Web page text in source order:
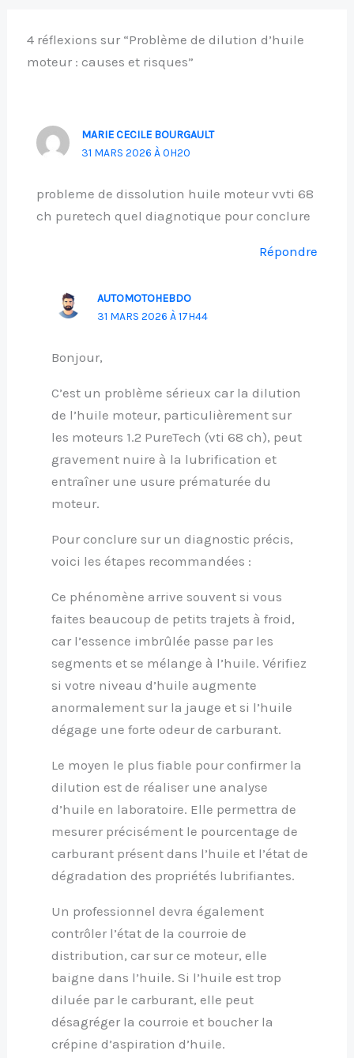
4 réflexions sur “Problème de dilution d’huile
moteur : causes et risques”
MARIE CECILE BOURGAULT
31 MARS 2026 À 0H20
probleme de dissolution huile moteur vvti 68
ch puretech quel diagnotique pour conclure
Répondre
AUTOMOTOHEBDO
31 MARS 2026 À 17H44
Bonjour,
C’est un problème sérieux car la dilution
de l’huile moteur, particulièrement sur
les moteurs 1.2 PureTech (vti 68 ch), peut
gravement nuire à la lubrification et
entraîner une usure prématurée du
moteur.
Pour conclure sur un diagnostic précis,
voici les étapes recommandées :
Ce phénomène arrive souvent si vous
faites beaucoup de petits trajets à froid,
car l’essence imbrûlée passe par les
segments et se mélange à l’huile. Vérifiez
si votre niveau d’huile augmente
anormalement sur la jauge et si l’huile
dégage une forte odeur de carburant.
Le moyen le plus fiable pour confirmer la
dilution est de réaliser une analyse
d’huile en laboratoire. Elle permettra de
mesurer précisément le pourcentage de
carburant présent dans l’huile et l’état de
dégradation des propriétés lubrifiantes.
Un professionnel devra également
contrôler l’état de la courroie de
distribution, car sur ce moteur, elle
baigne dans l’huile. Si l’huile est trop
diluée par le carburant, elle peut
désagréger la courroie et boucher la
crépine d’aspiration d’huile.